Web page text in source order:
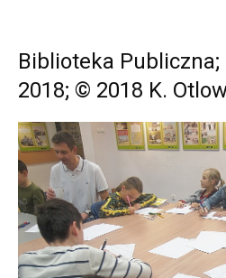
Biblioteka Publiczna;
2018; © 2018 K.